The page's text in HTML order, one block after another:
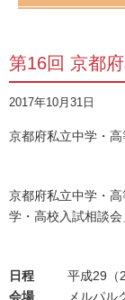
第16回 京都
2017年10月31日
京都府私立中学・
京都府私立中学・
学・高校入試相談会
日程
平成29（
会場
メルパル